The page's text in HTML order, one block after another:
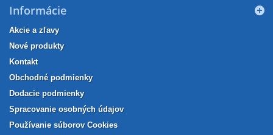
Informácie
Akcie a zľavy
Nové produkty
Kontakt
Obchodné podmienky
Dodacie podmienky
Spracovanie osobných údajov
Používanie súborov Cookies